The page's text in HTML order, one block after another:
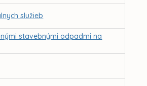
služieb
stavebnými odpadmi na